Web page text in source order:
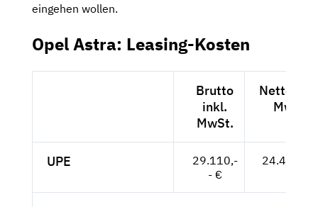
eingehen wollen.
Opel Astra: Leasing-Kosten
Brutto
inkl.
MwSt.
Netto
MwSt.
UPE
29.110,-
- €
24.462,--